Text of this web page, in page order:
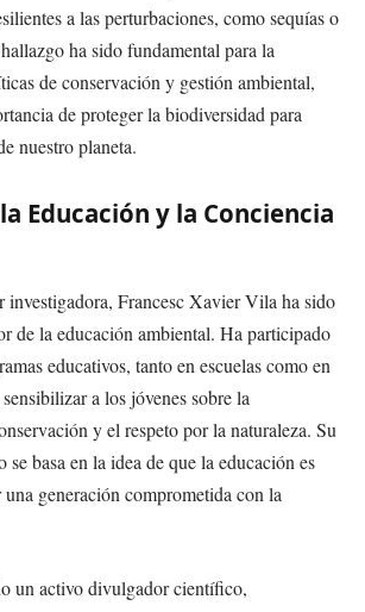
a las perturbaciones, como sequías o
ha sido fundamental para la
de conservación y gestión ambiental,
de proteger la biodiversidad para
nuestro planeta.
Educación y la Conciencia
investigadora, Francesc Xavier Vila ha sido
de la educación ambiental. Ha participado
educativos, tanto en escuelas como en
a los jóvenes sobre la
y el respeto por la naturaleza. Su
se basa en la idea de que la educación es
generación comprometida con la
un activo divulgador científico,